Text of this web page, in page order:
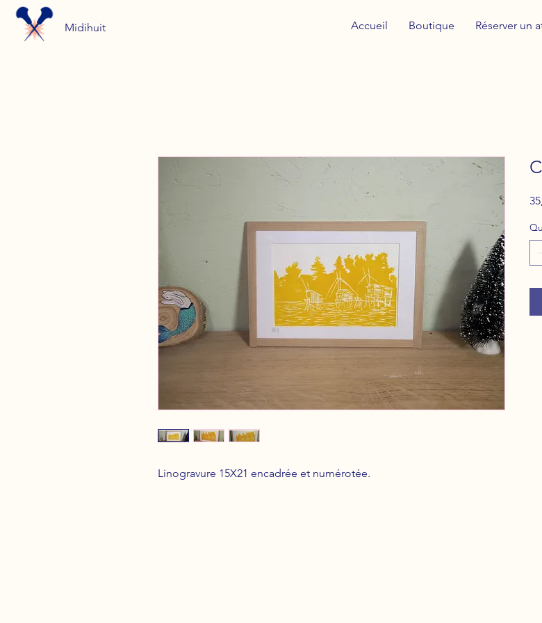
Midihuit Accueil Boutique Réserver un
Linogravure 15X21 encadrée et numérotée.